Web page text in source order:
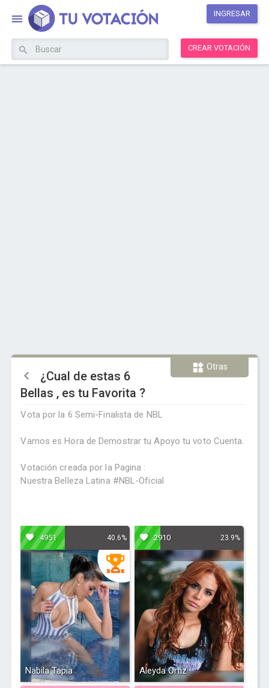
INGRESAR
CREAR VOTACIÓN
Otras
¿Cual de estas 6
Bellas , es tu Favorita ?
Vota por la 6 Semi-Finalista de NBL
Vamos es Hora de Demostrar tu Apoyo tu voto Cuenta.
Votación creada por la Pagina :
Nuestra Belleza Latina #NBL-Oficial
4951 40.6%
Nabila Tapia
2910 23.9%
Aleyda Ortiz